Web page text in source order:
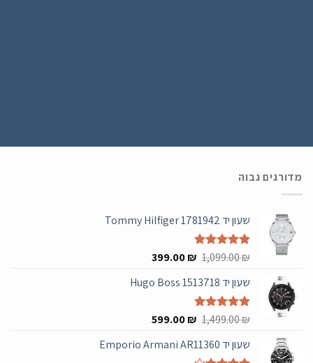
מדורגים גבוה
שעון יד Tommy Hilfiger 1781942
דורג5.00
1,099.00₪
המחיר
היה:
1,099.00 ₪.
399.00₪
המחיר
הוא:
שעון יד Hugo Boss 1513718
דורג5.00
1,499.00₪
המחיר
היה:
599.00₪
המחיר
הוא:
שעון יד Emporio Armani AR11360